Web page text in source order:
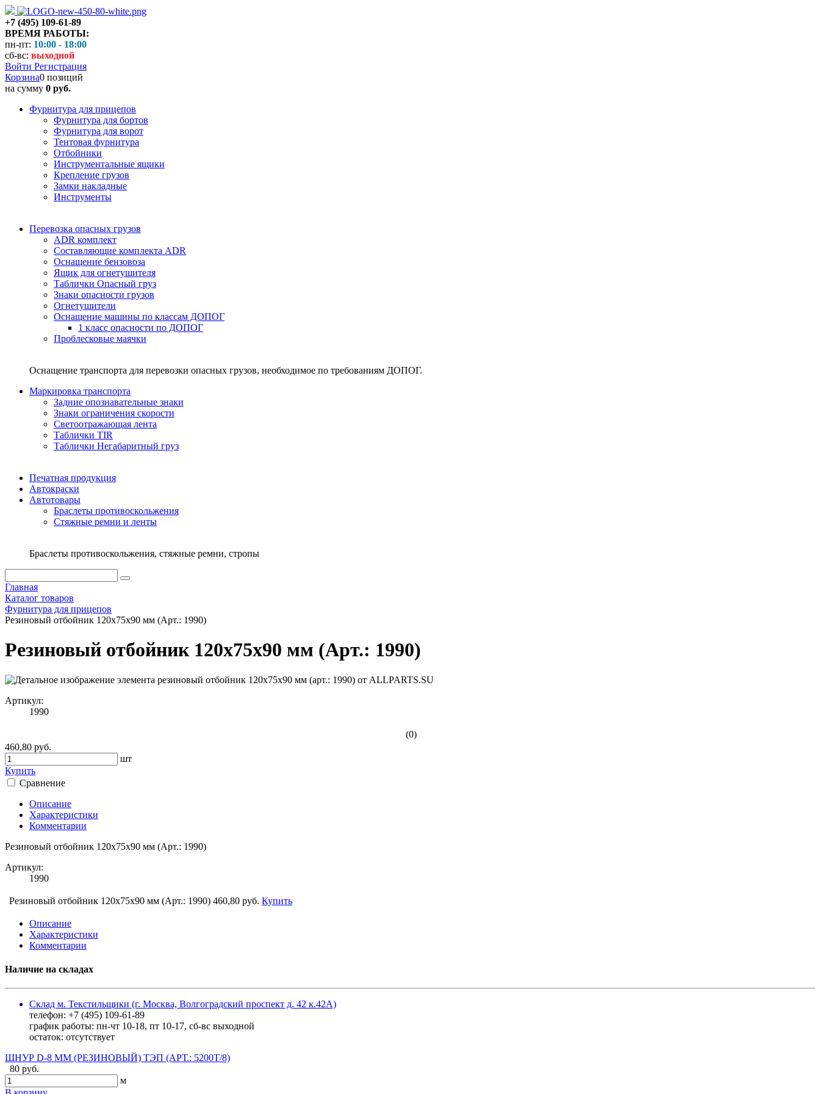
+7 (495) 109-61-89
ВРЕМЯ РАБОТЫ:
пн-пт: 10:00 - 18:00
сб-вс: выходной
Войти Регистрация
Корзина0 позиций
на сумму 0 руб.
Фурнитура для прицепов
Фурнитура для бортов
Фурнитура для ворот
Тентовая фурнитура
Отбойники
Инструментальные ящики
Крепление грузов
Замки накладные
Инструменты
Перевозка опасных грузов
ADR комплект
Составляющие комплекта ADR
Оснащение бензовоза
Ящик для огнетушителя
Таблички Опасный груз
Знаки опасности грузов
Огнетушители
Оснащение машины по классам ДОПОГ
1 класс опасности по ДОПОГ
Проблесковые маячки
Оснащение транспорта для перевозки опасных грузов, необходимое по требованиям ДОПОГ.
Маркировка транспорта
Задние опознавательные знаки
Знаки ограничения скорости
Светоотражающая лента
Таблички TIR
Таблички Негабаритный груз
Печатная продукция
Автокраски
Автотовары
Браслеты противоскольжения
Стяжныe ремни и ленты
Браслеты противоскольжения, стяжные ремни, стропы
Главная
Каталог товаров
Фурнитура для прицепов
Резиновый отбойник 120х75х90 мм (Арт.: 1990)
Резиновый отбойник 120х75х90 мм (Арт.: 1990)
Артикул:
1990
(0)
460,80 руб.
шт
Купить
Сравнение
Описание
Характеристики
Комментарии
Резиновый отбойник 120х75х90 мм (Арт.: 1990)
Артикул:
1990
Резиновый отбойник 120х75х90 мм (Арт.: 1990) 460,80 руб. Купить
Описание
Характеристики
Комментарии
Наличие на складах
Склад м. Текстильщики (г. Москва, Волгоградский проспект д. 42 к.42А)
телефон: +7 (495) 109-61-89
график работы: пн-чт 10-18, пт 10-17, сб-вс выходной
остаток: отсутствует
ШНУР D-8 ММ (РЕЗИНОВЫЙ) ТЭП (АРТ.: 5200Т/8)
80 руб.
м